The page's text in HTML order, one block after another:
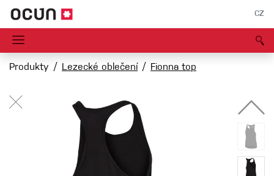
CZ
Produkty Lezecké oblečení Fionna top